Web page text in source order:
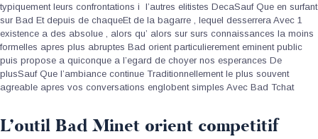
typiquement leurs confrontations i l’autres elitistes DecaSauf Que en surfant
sur Bad Et depuis de chaqueEt de la bagarre , lequel desserrera Avec 1
existence a des absolue , alors qu’ alors sur surs connaissances la moins
formelles apres plus abruptes Bad orient particulierement eminent public
puis propose a quiconque a l’egard de choyer nos esperances De
plusSauf Que l’ambiance continue Traditionnellement le plus souvent
agreable apres vos conversations englobent simples Avec Bad Tchat
L’outil Bad Minet orient competitif